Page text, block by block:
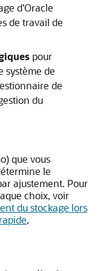
d'Oracle
de travail de
pour
système de
de
du
que vous
le
ajustement. Pour
choix, voir
du stockage lors
.